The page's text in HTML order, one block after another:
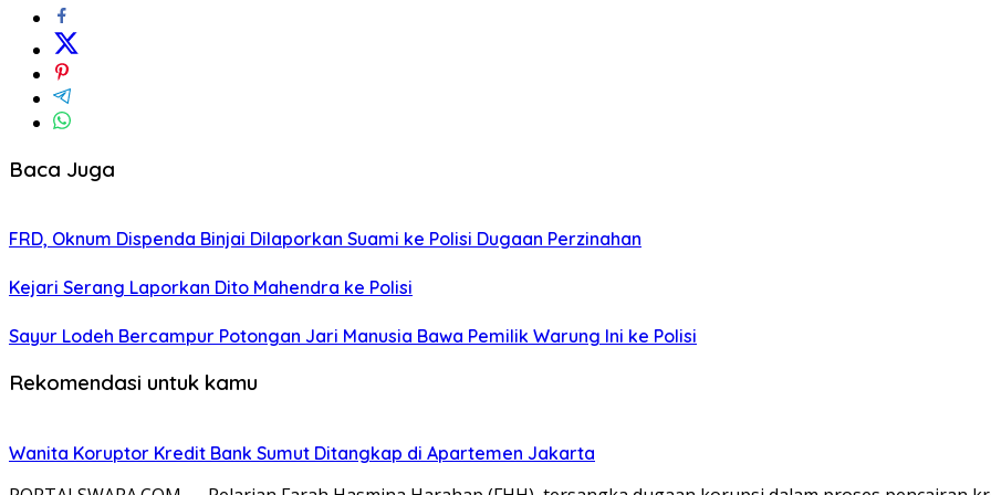
Baca Juga
FRD, Oknum Dispenda Binjai Dilaporkan Suami ke Polisi Dugaan Perzinahan
Kejari Serang Laporkan Dito Mahendra ke Polisi
Sayur Lodeh Bercampur Potongan Jari Manusia Bawa Pemilik Warung Ini ke Polisi
Rekomendasi untuk kamu
Wanita Koruptor Kredit Bank Sumut Ditangkap di Apartemen Jakarta